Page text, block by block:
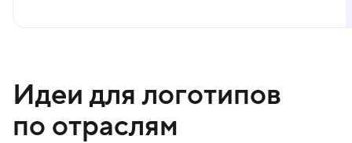
Идеи для логотипов
по отраслям